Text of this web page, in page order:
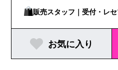
販売スタッフ｜受付・レ
お気に入り